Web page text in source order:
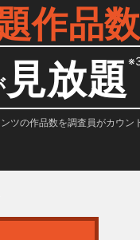
作品数
見放題
ツの作品数を調査員がカウン